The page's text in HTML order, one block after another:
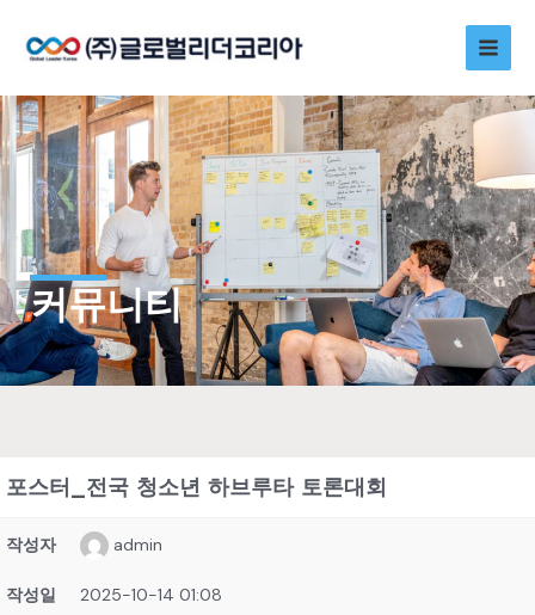
건
너
뛰
Main
커뮤니티
포스터_전국 청소년 하브루타 토론대회
작성자 admin
작성일 2025-10-14 01:08